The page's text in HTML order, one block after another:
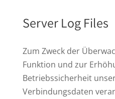
Server Log Files
Zum Zweck der
Funktion und zur
Betriebssicherheit
Verbindungsdaten